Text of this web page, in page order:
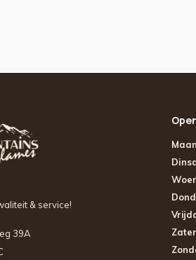
& service!
39A